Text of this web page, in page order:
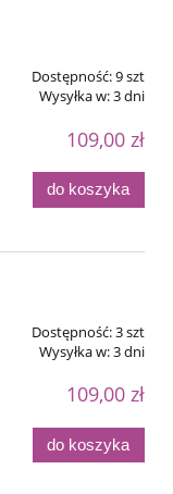
Dostępność:9 szt
Wysyłka w:3 dni
109,00 zł
do koszyka
Dostępność:3 szt
Wysyłka w:3 dni
109,00 zł
do koszyka